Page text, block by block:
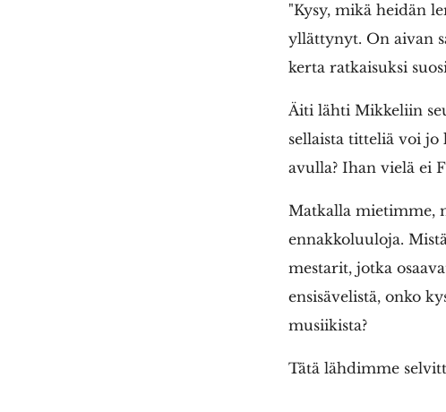
"Kysy, mikä heidän
yllättynyt. On aivan
kerta ratkaisuksi
Äiti lähti Mikkeliin
sellaista titteliä voi jo
avulla? Ihan vielä ei
Matkalla mietimme,
ennakkoluuloja.
mestarit, jotka
ensisävelistä, onko
musiikista?
Tätä lähdimme